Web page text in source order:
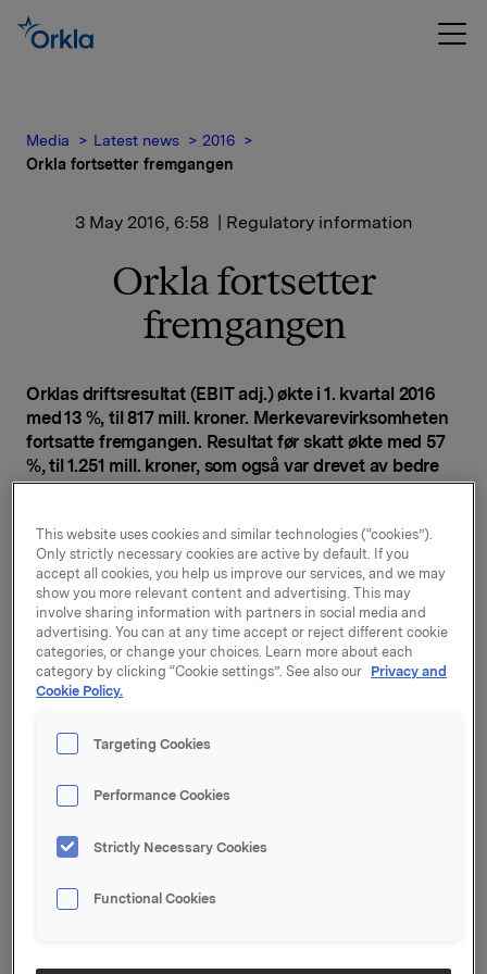
Media Latest news
2016
Orkla fortsetter fremgangen
3 May 2016, 6:58 | Regulatory information
Orkla fortsetter
fremgangen
Orklas driftsresultat (EBIT adj.) økte i 1. kvartal 2016
med 13 %, til 817 mill. kroner. Merkevarevirksomheten
fortsatte fremgangen. Resultat før skatt økte med 57
%, til 1.251 mill. kroner, som også var drevet av bedre
resultater i Sapa og Jotun.
Driftsresultatet for Orklas merkevarevirksomhet ble
860 mill. kroner i kvartalet. Dette var en fremgang på
12 %. Justert for valutaomregningseffekter var
fremgangen på 7 %.
Orklas driftsinntekter økte med 14 %, til 8.610 mill.
kroner. Merkevarevirksomheten hadde organisk
omsetningsvekst på 1,8 %. Veksten var drevet av
- For åttende kvartal på rad har vi klart å oppnå
organisk omsetningsvekst i markeder preget av sterk
internasjonal konkurranse. Det har vært flere
mange interne forbedringsprosjekter. I kvartalet var
fremover,sier Orklas konsernsjef Peter A. Ruzicka.
This website uses cookies and similar technologies (“cookies”).
Only strictly necessary cookies are active by default. If you
accept all cookies, you help us improve our services, and we may
show you more relevant content and advertising. This may
involve sharing information with partners in social media and
advertising. You can at any time accept or reject different cookie
categories, or change your choices. Learn more about each
category by clicking “Cookie settings”. See also our Privacy and
Cookie Policy.
Targeting Cookies
Performance Cookies
Strictly Necessary Cookies
Functional Cookies